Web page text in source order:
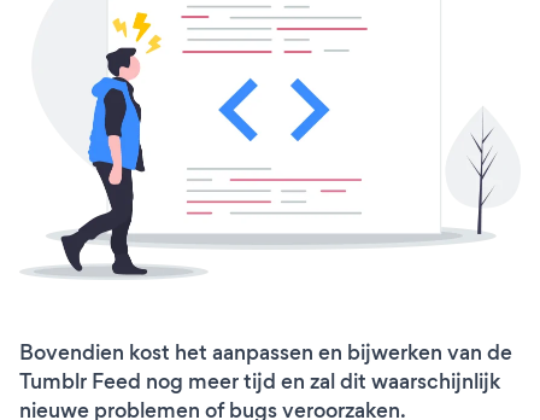
Bovendien kost het aanpassen en bijwerken van de
Tumblr Feed nog meer tijd en zal dit waarschijnlijk
nieuwe problemen of bugs veroorzaken.